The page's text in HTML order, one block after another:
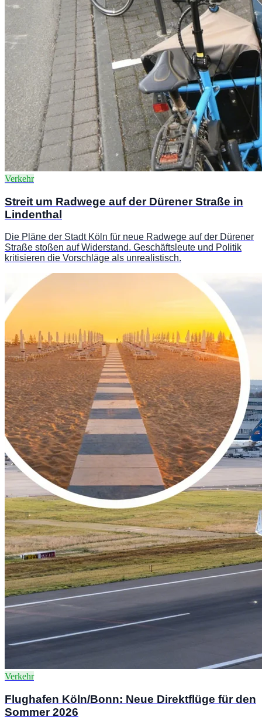
Verkehr
Streit um Radwege auf der Dürener Straße in
Lindenthal
Die Pläne der Stadt Köln für neue Radwege auf der Dürener
Straße stoßen auf Widerstand. Geschäftsleute und Politik
kritisieren die Vorschläge als unrealistisch.
Verkehr
Flughafen Köln/Bonn: Neue Direktflüge für den
Sommer 2026